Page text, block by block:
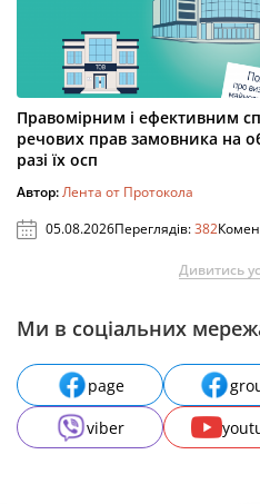
Правомірним і ефективним
речових прав замовника на
разі їх осп
Автор:Лента от Протокола
05.08.2026Переглядів:382
Дивитись
Ми в соціальних
page
viber